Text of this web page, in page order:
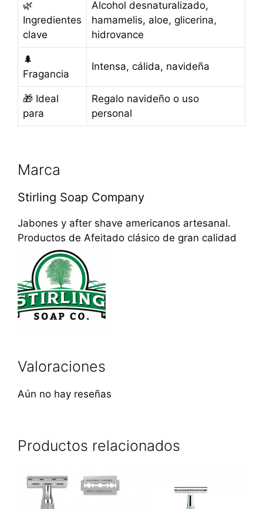
🌿
Ingredientes
clave
Alcohol desnaturalizado,
hamamelis, aloe, glicerina,
hidrovance
🌲
Fragancia
Intensa, cálida, navideña
🎁 Ideal
para
Regalo navideño o uso
personal
Marca
Stirling Soap Company
Jabones y after shave americanos artesanal.
Productos de Afeitado clásico de gran calidad
Valoraciones
Aún no hay reseñas
Productos relacionados